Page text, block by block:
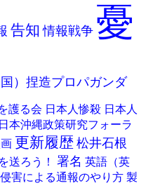
告知 情報戦争 憂
）捏造プロパガンダ
護る会 日本人惨殺 日本人
日本沖縄政策研究フォーラ
更新履歴 松井石根
送ろう！ 署名 英語（英
害による通報のやり方 製